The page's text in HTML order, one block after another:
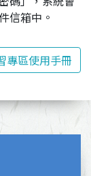
信箱中。
專區使用手冊